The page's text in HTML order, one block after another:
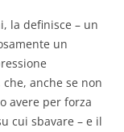
la definisce – un
un
anche se non
avere per forza
cui sbavare – e il